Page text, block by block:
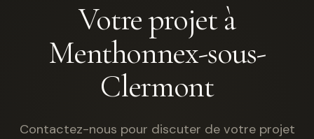
Votre projet à
Menthonnex-sous-
Clermont
Contactez-nous pour discuter de votre projet